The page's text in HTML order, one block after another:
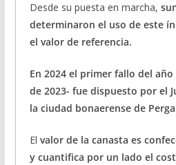
Desde su puesta en marcha,
determinaron el uso de este
el valor de referencia.
En 2024 el primer fallo del
de 2023- fue dispuesto por el
la ciudad bonaerense de
El valor de la canasta es
y cuantifica por un lado el